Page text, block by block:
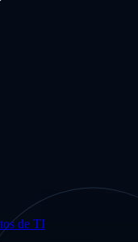
de TI